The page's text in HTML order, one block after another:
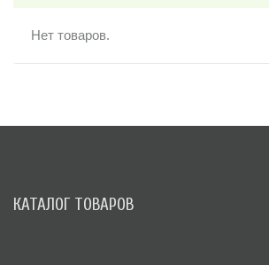
Нет товаров.
КАТАЛОГ ТОВАРОВ